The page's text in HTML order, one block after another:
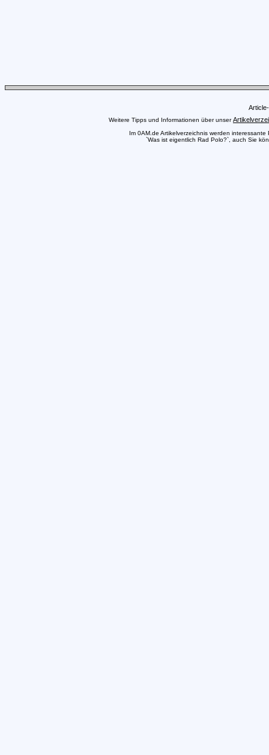
Weitere Tipps und Informationen über unser
Im 0AM.de Artikelverzeichnis werden
`Was ist eigentlich Rad Polo?`, auch Sie